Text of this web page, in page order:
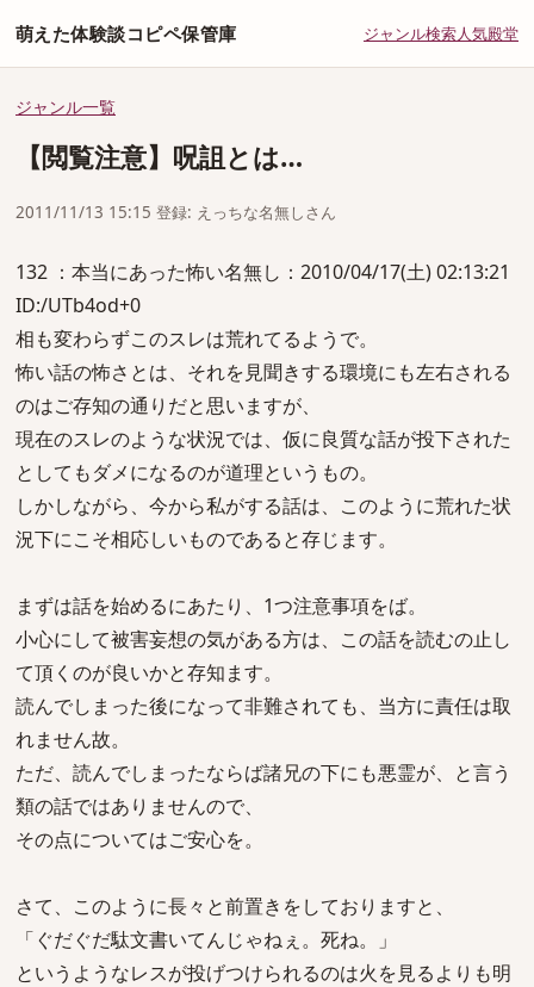
萌えた体験談コピペ保管庫 ジャンル検索人気殿堂
ジャンル一覧
【閲覧注意】呪詛とは…
2011/11/13 15:15 登録: えっちな名無しさん
132 ：本当にあった怖い名無し：2010/04/17(土) 02:13:21
ID:/UTb4od+0
相も変わらずこのスレは荒れてるようで。
怖い話の怖さとは、それを見聞きする環境にも左右される
のはご存知の通りだと思いますが、
現在のスレのような状況では、仮に良質な話が投下された
としてもダメになるのが道理というもの。
しかしながら、今から私がする話は、このように荒れた状
況下にこそ相応しいものであると存じます。
まずは話を始めるにあたり、1つ注意事項をば。
小心にして被害妄想の気がある方は、この話を読むの止し
て頂くのが良いかと存知ます。
読んでしまった後になって非難されても、当方に責任は取
れません故。
ただ、読んでしまったならば諸兄の下にも悪霊が、と言う
類の話ではありませんので、
その点についてはご安心を。
さて、このように長々と前置きをしておりますと、
「ぐだぐだ駄文書いてんじゃねぇ。死ね。」
というようなレスが投げつけられるのは火を見るよりも明